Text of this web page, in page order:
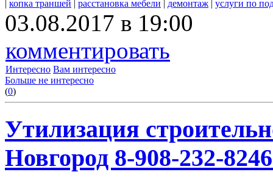
| копка траншей | расстановка мебели | демонтаж | услуги по
03.08.2017 в 19:00
комментировать
Интересно Вам интересно
Больше не интересно
(0)
Утилизация
Новгород 8-908-232-